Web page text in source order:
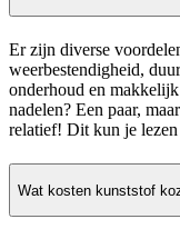
Er zijn diverse
weerbestendigheid,
onderhoud en
nadelen? Een paar,
relatief! Dit kun je
Wat kosten kunststof